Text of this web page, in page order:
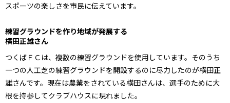
スポーツの楽しさを市民に伝えています。
練習グラウンドを作り地域が発展する
横田正雄さん
つくばＦＣは、複数の練習グラウンドを使用しています。そのうち
一つの人工芝の練習グラウンドを開設するのに尽力したのが横田正
雄さんです。現在は農業をされている横田さんは、選手のために大
根を持参してクラブハウスに現れました。